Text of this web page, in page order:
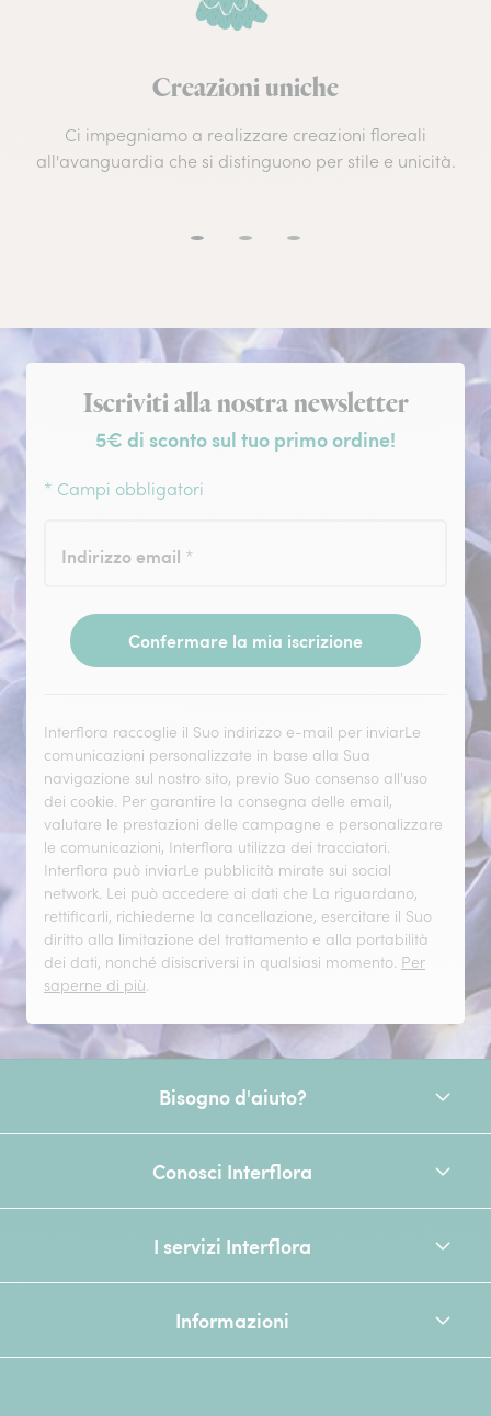
Creazioni uniche
Ci impegniamo a realizzare creazioni floreali
all'avanguardia che si distinguono per stile e unicità.
Iscrizione alla newsletter
Iscriviti alla nostra newsletter
5€ di sconto sul tuo primo ordine!
* Campi obbligatori
Indirizzo email *
Confermare la mia iscrizione
Interflora raccoglie il Suo indirizzo e-mail per inviarLe
comunicazioni personalizzate in base alla Sua
navigazione sul nostro sito, previo Suo consenso all'uso
dei cookie. Per garantire la consegna delle email,
valutare le prestazioni delle campagne e personalizzare
le comunicazioni, Interflora utilizza dei tracciatori.
Interflora può inviarLe pubblicità mirate sui social
network. Lei può accedere ai dati che La riguardano,
rettificarli, richiederne la cancellazione, esercitare il Suo
diritto alla limitazione del trattamento e alla portabilità
dei dati, nonché disiscriversi in qualsiasi momento. Per
saperne di più.
Bisogno d'aiuto?
Conosci Interflora
I servizi Interflora
Informazioni